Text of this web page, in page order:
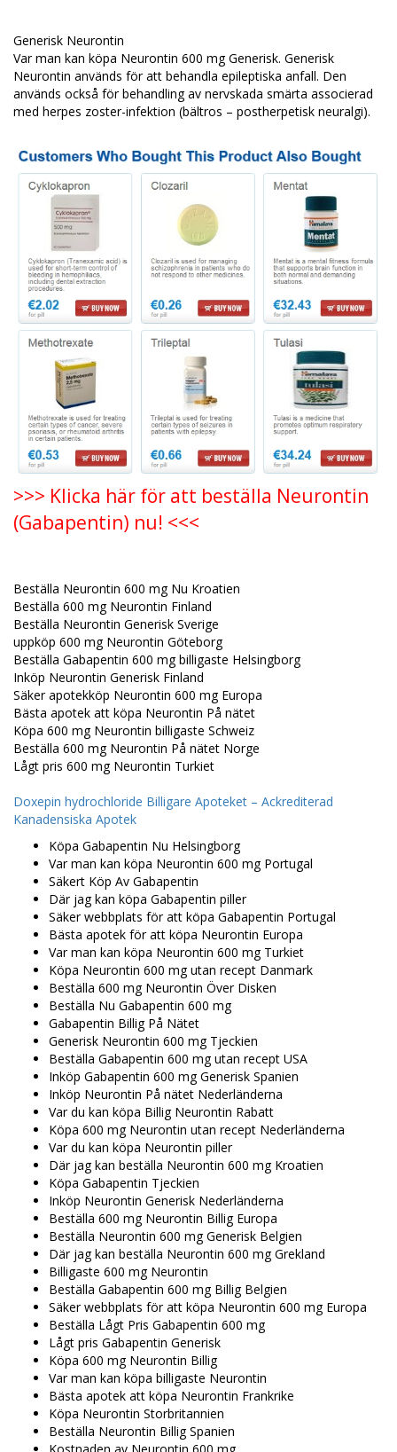
Generisk Neurontin
Var man kan köpa Neurontin 600 mg Generisk. Generisk
Neurontin används för att behandla epileptiska anfall. Den
används också för behandling av nervskada smärta associerad
med herpes zoster-infektion (bältros – postherpetisk neuralgi).
>>> Klicka här för att beställa Neurontin
(Gabapentin) nu! <<<
Beställa Neurontin 600 mg Nu Kroatien
Beställa 600 mg Neurontin Finland
Beställa Neurontin Generisk Sverige
uppköp 600 mg Neurontin Göteborg
Beställa Gabapentin 600 mg billigaste Helsingborg
Inköp Neurontin Generisk Finland
Säker apotekköp Neurontin 600 mg Europa
Bästa apotek att köpa Neurontin På nätet
Köpa 600 mg Neurontin billigaste Schweiz
Beställa 600 mg Neurontin På nätet Norge
Lågt pris 600 mg Neurontin Turkiet
Doxepin hydrochloride Billigare Apoteket – Ackrediterad
Kanadensiska Apotek
Köpa Gabapentin Nu Helsingborg
Var man kan köpa Neurontin 600 mg Portugal
Säkert Köp Av Gabapentin
Där jag kan köpa Gabapentin piller
Säker webbplats för att köpa Gabapentin Portugal
Bästa apotek för att köpa Neurontin Europa
Var man kan köpa Neurontin 600 mg Turkiet
Köpa Neurontin 600 mg utan recept Danmark
Beställa 600 mg Neurontin Över Disken
Beställa Nu Gabapentin 600 mg
Gabapentin Billig På Nätet
Generisk Neurontin 600 mg Tjeckien
Beställa Gabapentin 600 mg utan recept USA
Inköp Gabapentin 600 mg Generisk Spanien
Inköp Neurontin På nätet Nederländerna
Var du kan köpa Billig Neurontin Rabatt
Köpa 600 mg Neurontin utan recept Nederländerna
Var du kan köpa Neurontin piller
Där jag kan beställa Neurontin 600 mg Kroatien
Köpa Gabapentin Tjeckien
Inköp Neurontin Generisk Nederländerna
Beställa 600 mg Neurontin Billig Europa
Beställa Neurontin 600 mg Generisk Belgien
Där jag kan beställa Neurontin 600 mg Grekland
Billigaste 600 mg Neurontin
Beställa Gabapentin 600 mg Billig Belgien
Säker webbplats för att köpa Neurontin 600 mg Europa
Beställa Lågt Pris Gabapentin 600 mg
Lågt pris Gabapentin Generisk
Köpa 600 mg Neurontin Billig
Var man kan köpa billigaste Neurontin
Bästa apotek att köpa Neurontin Frankrike
Köpa Neurontin Storbritannien
Beställa Neurontin Billig Spanien